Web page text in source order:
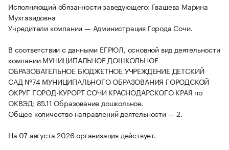
Исполняющий обязанности заведующего: Гвашева Марина
Мухтазидовна
Учредители компании — Администрация Города Сочи.
В соответствии с данными ЕГРЮЛ, основной вид деятельности
компании МУНИЦИПАЛЬНОЕ ДОШКОЛЬНОЕ
ОБРАЗОВАТЕЛЬНОЕ БЮДЖЕТНОЕ УЧРЕЖДЕНИЕ ДЕТСКИЙ
САД №74 МУНИЦИПАЛЬНОГО ОБРАЗОВАНИЯ ГОРОДСКОЙ
ОКРУГ ГОРОД-КУРОРТ СОЧИ КРАСНОДАРСКОГО КРАЯ по
ОКВЭД: 85.11 Образование дошкольное.
Общее количество направлений деятельности — 2.
На 07 августа 2026 организация действует.